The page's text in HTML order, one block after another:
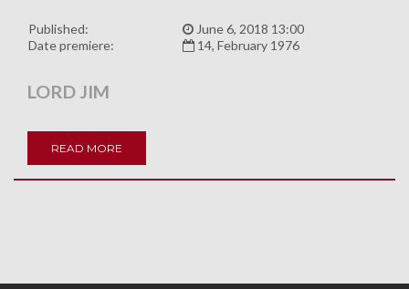
Published:
June 6, 2018 13:00
Date premiere:
14, February 1976
LORD JIM
READ MORE